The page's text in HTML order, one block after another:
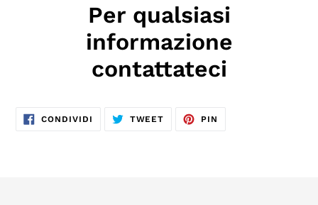
Per qualsiasi
informazione
contattateci
CONDIVIDI CONDIVIDITWEET TWITTA PIN